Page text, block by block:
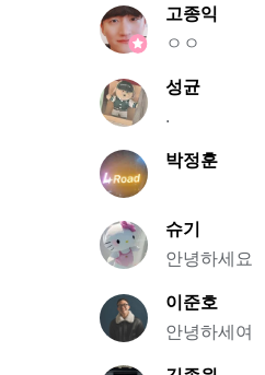
고종익
ㅇㅇ
성균
.
박정훈
슈기
안녕하세요
이준호
안녕하세여